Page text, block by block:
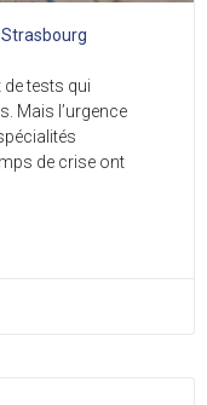
de tests qui
Mais l’urgence
de crise ont